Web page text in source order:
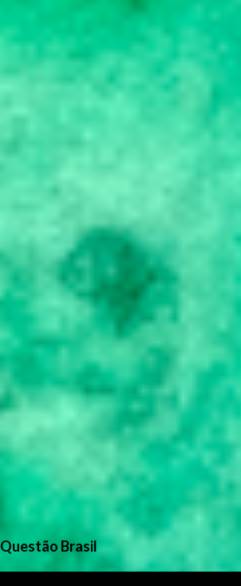
Questão Brasil